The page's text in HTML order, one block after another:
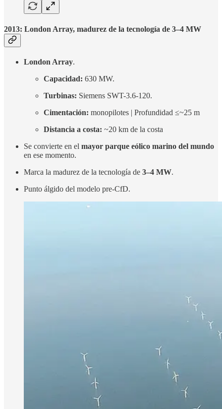
2013: London Array, madurez de la tecnología de 3–4 MW
London Array.
Capacidad: 630 MW.
Turbinas: Siemens SWT-3.6-120.
Cimentación: monopilotes | Profundidad ≤~25 m
Distancia a costa: ~20 km de la costa
Se convierte en el mayor parque eólico marino del mundo
en ese momento.
Marca la madurez de la tecnología de 3–4 MW.
Punto álgido del modelo pre-CfD.